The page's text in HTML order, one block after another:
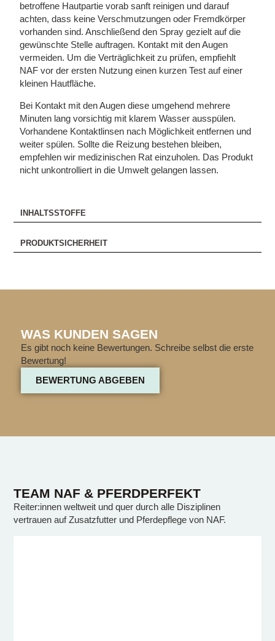
INHALTSSTOFFE
PRODUKTSICHERHEIT
betroffene Hautpartie vorab sanft reinigen und darauf
achten, dass keine Verschmutzungen oder Fremdkörper
vorhanden sind. Anschließend den Spray gezielt auf die
gewünschte Stelle auftragen. Kontakt mit den Augen
vermeiden. Um die Verträglichkeit zu prüfen, empfiehlt
NAF vor der ersten Nutzung einen kurzen Test auf einer
kleinen Hautfläche.
Bei Kontakt mit den Augen diese umgehend mehrere
Minuten lang vorsichtig mit klarem Wasser ausspülen.
Vorhandene Kontaktlinsen nach Möglichkeit entfernen und
weiter spülen. Sollte die Reizung bestehen bleiben,
empfehlen wir medizinischen Rat einzuholen. Das Produkt
nicht unkontrolliert in die Umwelt gelangen lassen.
WAS KUNDEN SAGEN
Es gibt noch keine Bewertungen. Schreibe selbst die erste
Bewertung!
BEWERTUNG ABGEBEN
TEAM NAF & PFERDPERFEKT
Reiter:innen weltweit und quer durch alle Disziplinen
vertrauen auf Zusatzfutter und Pferdepflege von NAF.